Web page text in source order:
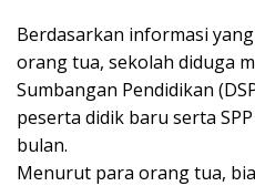
Berdasarkan informasi
orang tua, sekolah diduga
Sumbangan Pendidikan
peserta didik baru serta
bulan.
Menurut para orang tua,